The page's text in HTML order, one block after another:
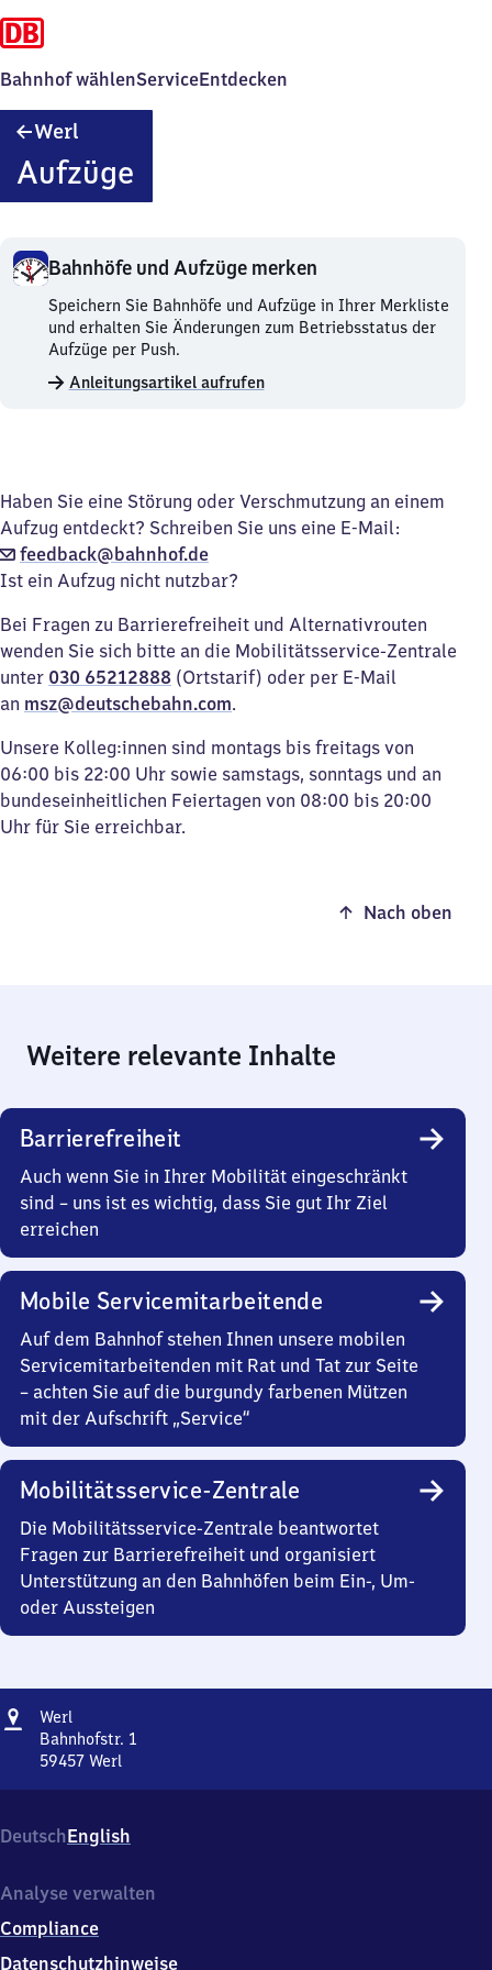
Bahnhof wählenServiceEntdecken
Werl
Aufzüge
Bahnhöfe und Aufzüge merken
Bahnhöfe
und
Aufzüge
merken.
Speichern Sie Bahnhöfe und Aufzüge in Ihrer Merkliste
und erhalten Sie Änderungen zum Betriebsstatus der
Aufzüge per Push.
Anleitungsartikel aufrufen
Haben Sie eine Störung oder Verschmutzung an einem
Aufzug entdeckt? Schreiben Sie uns eine E-Mail:
feedback@bahnhof.de
Ist ein Aufzug nicht nutzbar?
Bei Fragen zu Barrierefreiheit und Alternativrouten
wenden Sie sich bitte an die Mobilitätsservice-Zentrale
unter 030 65212888 (Ortstarif) oder per E-Mail
an msz@deutschebahn.com.
Unsere Kolleg:innen sind montags bis freitags von
06:00 bis 22:00 Uhr sowie samstags, sonntags und an
bundeseinheitlichen Feiertagen von 08:00 bis 20:00
Uhr für Sie erreichbar.
Nach oben
Weitere relevante Inhalte
Barrierefreiheit
Auch wenn Sie in Ihrer Mobilität eingeschränkt
sind – uns ist es wichtig, dass Sie gut Ihr Ziel
erreichen
Mobile Servicemitarbeitende
Auf dem Bahnhof stehen Ihnen unsere mobilen
Servicemitarbeitenden mit Rat und Tat zur Seite
– achten Sie auf die burgundy farbenen Mützen
mit der Aufschrift „Service“
Mobilitätsservice-Zentrale
Die Mobilitätsservice-Zentrale beantwortet
Fragen zur Barrierefreiheit und organisiert
Unterstützung an den Bahnhöfen beim Ein-, Um-
oder Aussteigen
Adresse
Werl
Bahnhofstr. 1
59457 Werl
1,
5
4
7
Werl
DeutschEnglish
Analyse verwalten
Compliance
Datenschutzhinweise